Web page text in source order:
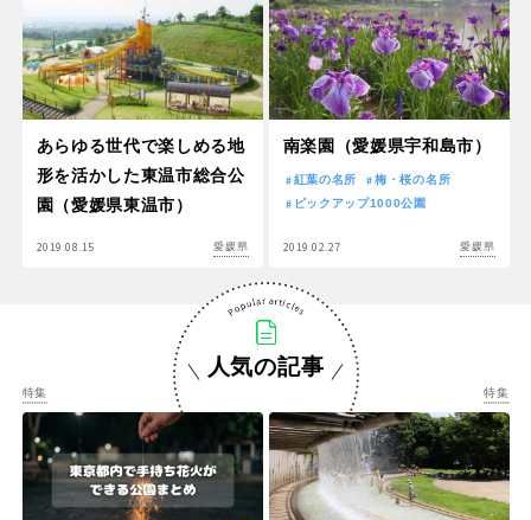
あらゆる世代で楽しめる地
形を活かした東温市総合公
園（愛媛県東温市）
2019.08.15 愛媛県
南楽園（愛媛県宇和島市）
紅葉の名所
梅・桜の名所
ピックアップ1000公園
2019.02.27 愛媛県
人気の記事
特集 特集